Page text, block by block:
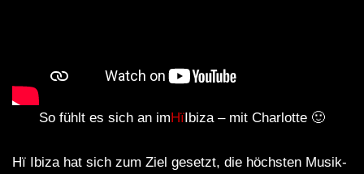
So fühlt es sich an imHïIbiza – mit Charlotte 🙂
Hï Ibiza hat sich zum Ziel gesetzt, die höchsten Musik-